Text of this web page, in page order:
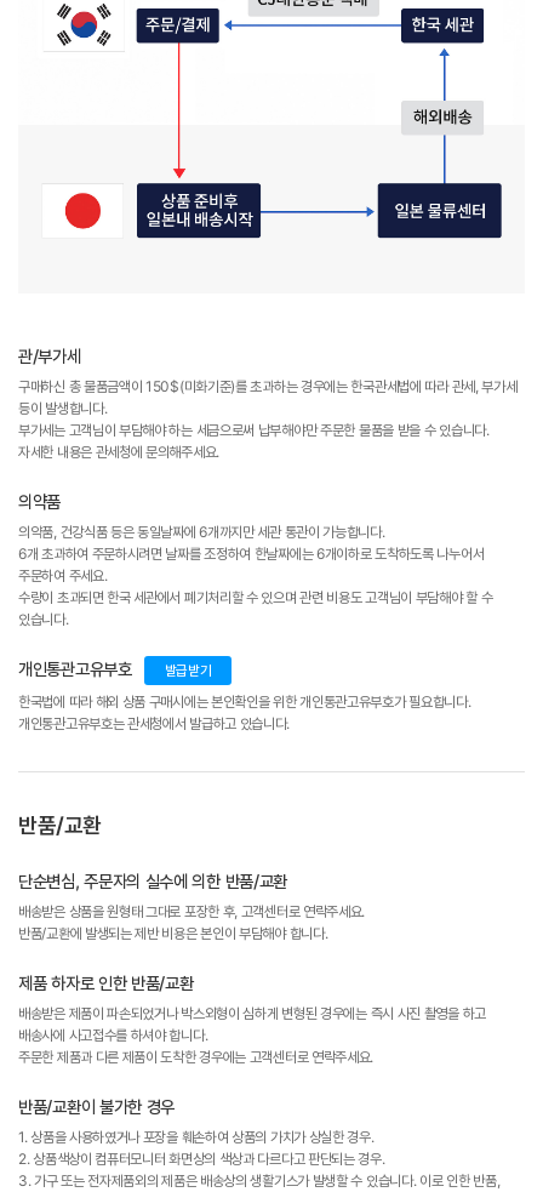
관/부가세
구매하신 총 물품금액이 150$(미화기준)를 초과하는 경우에는 한국관세법에 따라 관세, 부가세
등이 발생합니다.
부가세는 고객님이 부담해야 하는 세금으로써 납부해야만 주문한 물품을 받을 수 있습니다.
자세한 내용은 관세청에 문의해주세요.
의약품
의약품, 건강식품 등은 동일날짜에 6개까지만 세관 통관이 가능합니다.
6개 초과하여 주문하시려면 날짜를 조정하여 한날짜에는 6개이하로 도착하도록 나누어서
주문하여 주세요.
수량이 초과되면 한국 세관에서 폐기처리할 수 있으며 관련 비용도 고객님이 부담해야 할 수
있습니다.
개인통관고유부호 발급받기
한국법에 따라 해외 상품 구매시에는 본인확인을 위한 개인통관고유부호가 필요합니다.
개인통관고유부호는 관세청에서 발급하고 있습니다.
반품/교환
단순변심, 주문자의 실수에 의한 반품/교환
배송받은 상품을 원형태 그대로 포장한 후, 고객센터로 연락주세요.
반품/교환에 발생되는 제반 비용은 본인이 부담해야 합니다.
제품 하자로 인한 반품/교환
배송받은 제품이 파손되었거나 박스외형이 심하게 변형된 경우에는 즉시 사진 촬영을 하고
배송사에 사고접수를 하셔야 합니다.
주문한 제품과 다른 제품이 도착한 경우에는 고객센터로 연락주세요.
반품/교환이 불가한 경우
1. 상품을 사용하였거나 포장을 훼손하여 상품의 가치가 상실한 경우.
2. 상품색상이 컴퓨터모니터 화면상의 색상과 다르다고 판단되는 경우.
3. 가구 또는 전자제품외의 제품은 배송상의 생활기스가 발생할 수 있습니다. 이로 인한 반품,